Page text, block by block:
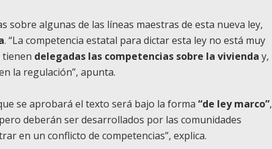
sobre algunas de las líneas maestras de esta nueva ley,
. “La competencia estatal para dictar esta ley no está muy
tienen delegadas las competencias sobre la vivienda y,
la regulación”, apunta.
se aprobará el texto será bajo la forma “de ley marco”,
deberán ser desarrollados por las comunidades
en un conflicto de competencias”, explica.